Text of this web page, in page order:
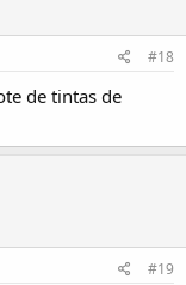
#18
de tintas de
#19